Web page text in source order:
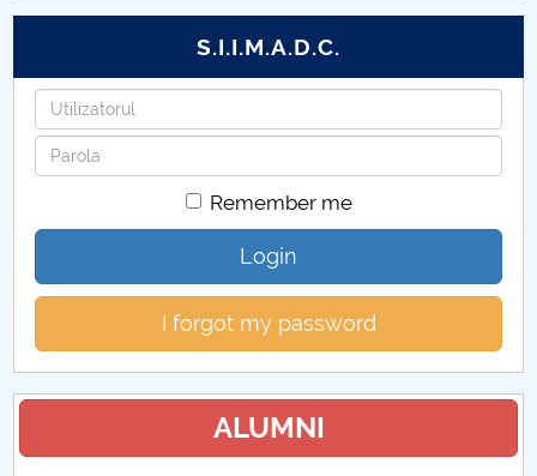
S.I.I.M.A.D.C.
Username
Password
Remember me
Login
I forgot my password
ALUMNI